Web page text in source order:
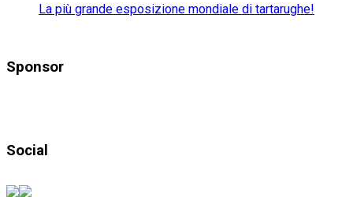
La più grande esposizione mondiale di tartarughe!
Sponsor
Social